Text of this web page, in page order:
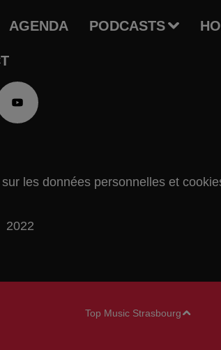
AGENDA PODCASTS
Top Music Strasbourg
les données personnelles et
2022